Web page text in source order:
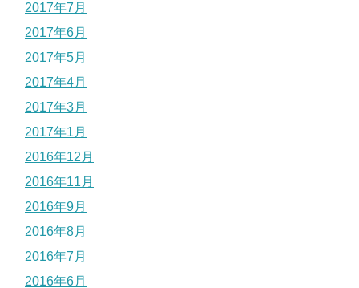
2017年7月
2017年6月
2017年5月
2017年4月
2017年3月
2017年1月
2016年12月
2016年11月
2016年9月
2016年8月
2016年7月
2016年6月